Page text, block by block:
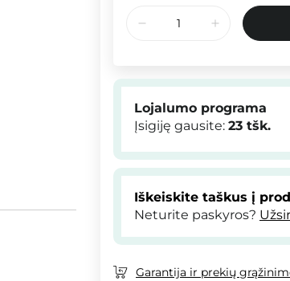
Lojalumo programa
Įsigiję gausite: 23 tšk.
Iškeiskite taškus į
Neturite paskyros?
Garantija ir prekių